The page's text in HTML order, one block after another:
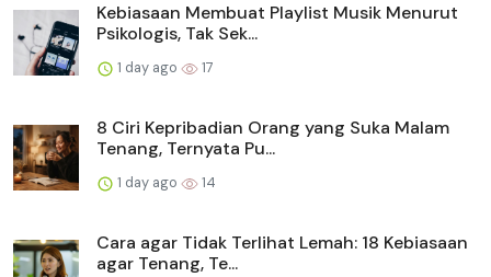
Kebiasaan Membuat Playlist Musik Menurut
Psikologis, Tak Sek...
1 day ago 17
8 Ciri Kepribadian Orang yang Suka Malam
Tenang, Ternyata Pu...
1 day ago 14
Cara agar Tidak Terlihat Lemah: 18 Kebiasaan
agar Tenang, Te...